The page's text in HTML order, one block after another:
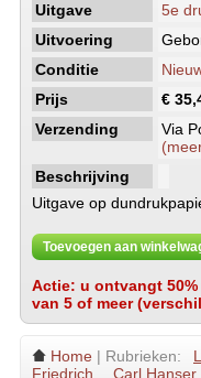
Uitgave
5e
Uitvoering
Conditie
Prijs
€
Verzending
Via
Beschrijving
Uitgave op
Toevoegen aan
Actie: u ontvangt
van 5 of meer
Home | Rubrieken:
Friedrich
Carl Hanser